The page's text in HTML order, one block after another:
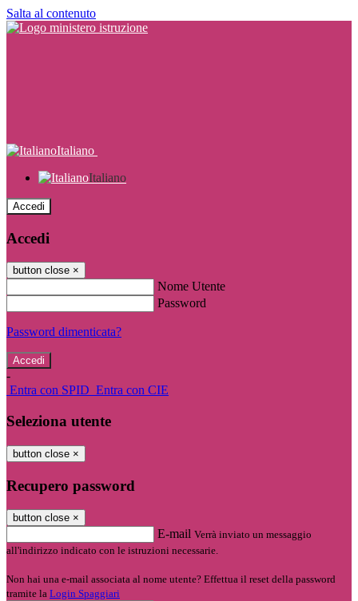
Salta al contenuto
Italiano
Italiano
Accedi
Accedi
button close ×
Nome Utente
Password
Password dimenticata?
-
Entra con SPID Entra con CIE
Seleziona utente
button close ×
Recupero password
button close ×
E-mail Verrà inviato un messaggio
all'indirizzo indicato con le istruzioni necessarie.
Non hai una e-mail associata al nome utente? Effettua il reset della password
tramite la Login Spaggiari